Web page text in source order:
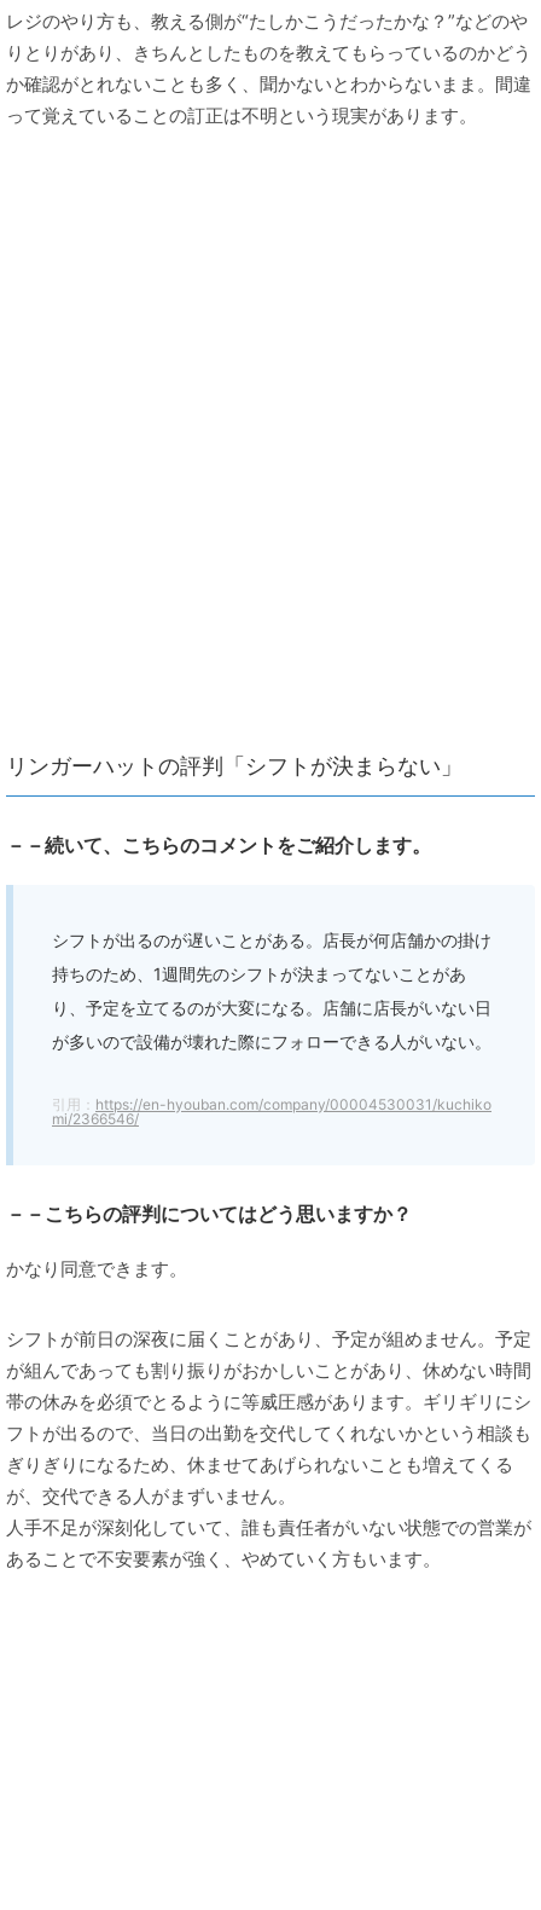
レジのやり方も、教える側が“たしかこうだったかな？”などのや
りとりがあり、きちんとしたものを教えてもらっているのかどう
か確認がとれないことも多く、聞かないとわからないまま。間違
って覚えていることの訂正は不明という現実があります。
リンガーハットの評判「シフトが決まらない」
－－続いて、こちらのコメントをご紹介します。
シフトが出るのが遅いことがある。店長が何店舗かの掛け
持ちのため、1週間先のシフトが決まってないことがあ
り、予定を立てるのが大変になる。店舗に店長がいない日
が多いので設備が壊れた際にフォローできる人がいない。
引用： https://en-hyouban.com/company/00004530031/kuchiko
mi/2366546/
－－こちらの評判についてはどう思いますか？
かなり同意できます。
シフトが前日の深夜に届くことがあり、予定が組めません。予定
が組んであっても割り振りがおかしいことがあり、休めない時間
帯の休みを必須でとるように等威圧感があります。ギリギリにシ
フトが出るので、当日の出勤を交代してくれないかという相談も
ぎりぎりになるため、休ませてあげられないことも増えてくる
が、交代できる人がまずいません。
人手不足が深刻化していて、誰も責任者がいない状態での営業が
あることで不安要素が強く、やめていく方もいます。